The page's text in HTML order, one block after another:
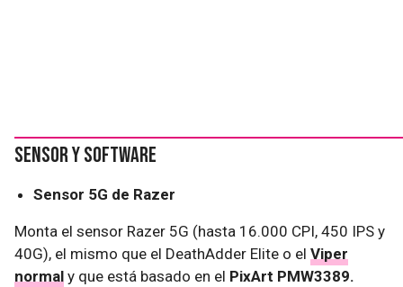
Sensor y software
Sensor 5G de Razer
Monta el sensor Razer 5G (hasta 16.000 CPI, 450 IPS y
40G), el mismo que el DeathAdder Elite o el Viper
normal y que está basado en el PixArt PMW3389.